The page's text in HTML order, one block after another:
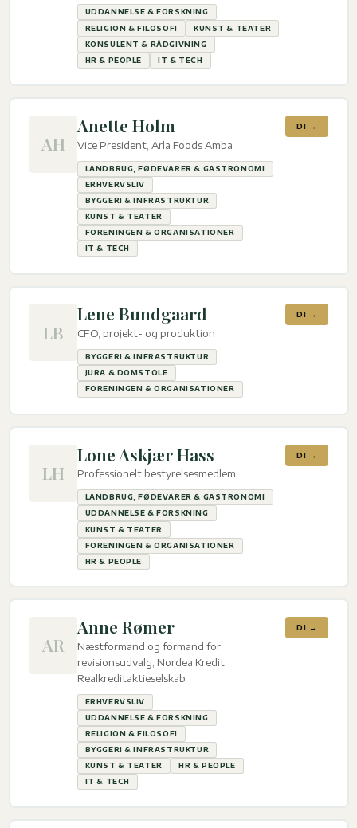
UDDANNELSE & FORSKNING
RELIGION & FILOSOFI
KUNST & TEATER
KONSULENT & RÅDGIVNING
HR & PEOPLE
IT & TECH
AH
Anette Holm
Vice President, Arla Foods Amba
LANDBRUG, FØDEVARER & GASTRONOMI
ERHVERVSLIV
BYGGERI & INFRASTRUKTUR
KUNST & TEATER
FORENINGEN & ORGANISATIONER
IT & TECH
DI →
LB
Lene Bundgaard
CFO, projekt- og produktion
BYGGERI & INFRASTRUKTUR
JURA & DOMSTOLE
FORENINGEN & ORGANISATIONER
DI →
LH
Lone Askjær Hass
Professionelt bestyrelsesmedlem
LANDBRUG, FØDEVARER & GASTRONOMI
UDDANNELSE & FORSKNING
KUNST & TEATER
FORENINGEN & ORGANISATIONER
HR & PEOPLE
DI →
AR
Anne Rømer
Næstformand og formand for
revisionsudvalg, Nordea Kredit
Realkreditaktieselskab
ERHVERVSLIV
UDDANNELSE & FORSKNING
RELIGION & FILOSOFI
BYGGERI & INFRASTRUKTUR
KUNST & TEATER
HR & PEOPLE
IT & TECH
DI →